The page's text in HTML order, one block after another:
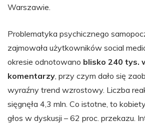
Warszawie.
Problematyka psychicznego
zajmowała użytkowników social
okresie odnotowano blisko 240 tys.
komentarzy , przy czym dało się
wyraźny trend wzrostowy. Liczba
sięgnęła 4,3 mln. Co istotne, to
głos w dyskusji – 62 proc. przekazu.